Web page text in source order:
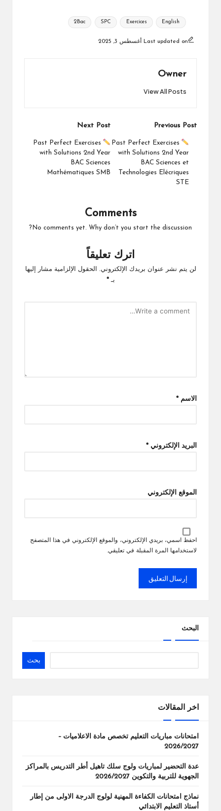
Tags:
2Bac SPC Exercices English
Last updated on أغسطس 3, 2025
Owner
View All Posts
Post
navigation
Previous Post
Past Perfect Exercises
with Solutions 2nd Year
BAC Sciences et
Technologies Elécriques
STE
Next Post
Past Perfect Exercises
with Solutions 2nd Year
BAC Sciences
Mathématiques SMB
Comments
No comments yet. Why don’t you start the discussion?
اترك تعليقاً
لن يتم نشر عنوان بريدك الإلكتروني.
الحقول الإلزامية مشار إليها
بـ*
الاسم *
البريد الإلكتروني *
الموقع الإلكتروني
احفظ اسمي، بريدي الإلكتروني، والموقع الإلكتروني في هذا المتصفح
لاستخدامها المرة المقبلة في تعليقي.
البحث
بحث
اخر المقالات
امتحانات مباريات التعليم تخصص مادة الاعلاميات –
2026/2027
عدة التحضير لمباريات ولوج سلك تاهيل أطر التدريس بالمراكز
الجهوية للتربية والتكوين 2026/2027
نماذج امتحانات الكفاءة المهنية لولوج الدرجة الاولى من إطار
أستاذ التعليم الابتدائي